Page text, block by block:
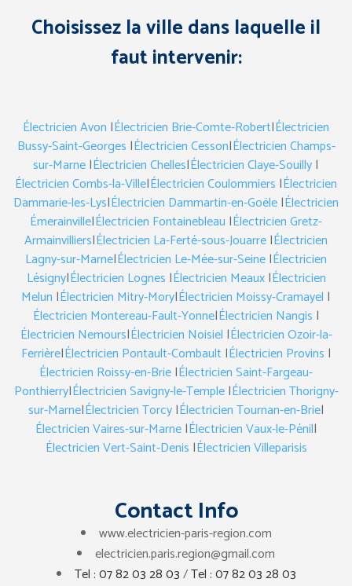
Choisissez la ville dans laquelle il
faut intervenir:
Électricien Avon |Électricien Brie-Comte-Robert|Électricien
Bussy-Saint-Georges |Électricien Cesson|Électricien Champs-
sur-Marne|Électricien Chelles|Électricien Claye-Souilly|
Électricien Combs-la-Ville|Électricien Coulommiers |Électricien
Dammarie-les-Lys|Électricien Dammartin-en-Goële|Électricien
Émerainville|Électricien Fontainebleau |Électricien Gretz-
Armainvilliers|Électricien La-Ferté-sous-Jouarre|Électricien
Lagny-sur-Marne|Électricien Le-Mée-sur-Seine|Électricien
Lésigny|Électricien Lognes |Électricien Meaux|Électricien
Melun |Électricien Mitry-Mory|Électricien Moissy-Cramayel |
Électricien Montereau-Fault-Yonne|Électricien Nangis |
Électricien Nemours|Électricien Noisiel |Électricien Ozoir-la-
Ferrière|Électricien Pontault-Combault |Électricien Provins |
Électricien Roissy-en-Brie|Électricien Saint-Fargeau-
Ponthierry|Électricien Savigny-le-Temple|Électricien Thorigny-
sur-Marne|Électricien Torcy|Électricien Tournan-en-Brie|
Électricien Vaires-sur-Marne|Électricien Vaux-le-Pénil|
Électricien Vert-Saint-Denis |Électricien Villeparisis
Contact Info
www.electricien-paris-region.com
electricien.paris.region@gmail.com
Tel : 07 82 03 28 03/Tel : 07 82 03 28 03